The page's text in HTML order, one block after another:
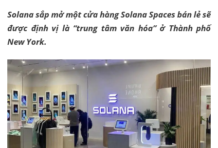
Solana sắp mở một cửa hàng Solana Spaces bán lẻ sẽ
được định vị là “trung tâm văn hóa” ở Thành phố
New York.